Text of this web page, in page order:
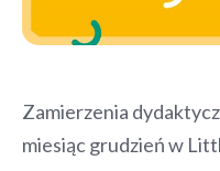
Zamierzenia
miesiąc grudzień w